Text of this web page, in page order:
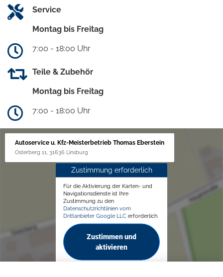
Service
Montag bis Freitag
7:00 - 18:00 Uhr
Teile & Zubehör
Montag bis Freitag
7:00 - 18:00 Uhr
Autoservice u. Kfz-Meisterbetrieb Thomas Eberstein
Osterberg 11, 31636 Linsburg
Zustimmung erforderlich
Für die Aktivierung der Karten- und
Navigationsdienste ist Ihre
Zustimmung zu den
Datenschutzrichtlinien vom
Drittanbieter Google LLC erforderlich.
Zustimmen und
aktivieren